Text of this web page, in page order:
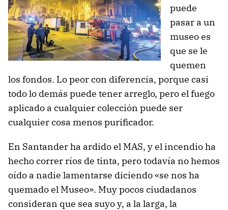
puede
pasar a un
museo es
que se le
quemen
los fondos. Lo peor con diferencia, porque casi
todo lo demás puede tener arreglo, pero el fuego
aplicado a cualquier colección puede ser
cualquier cosa menos purificador.
En Santander ha ardido el MAS, y el incendio ha
hecho correr ríos de tinta, pero todavía no hemos
oído a nadie lamentarse diciendo «se nos ha
quemado el Museo». Muy pocos ciudadanos
consideran que sea suyo y, a la larga, la